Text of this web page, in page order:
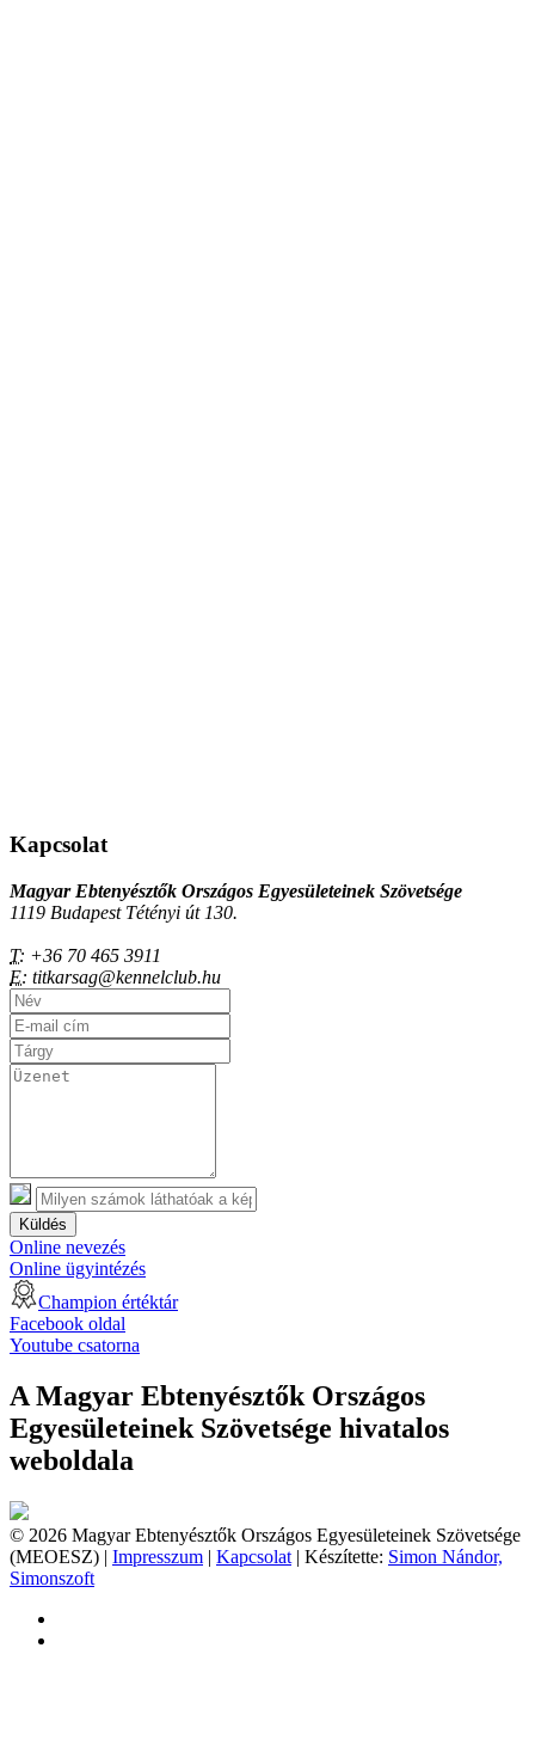
Kapcsolat
Magyar Ebtenyésztők Országos Egyesületeinek Szövetsége
1119 Budapest Tétényi út 130.
T: +36 70 465 3911
E: titkarsag@kennelclub.hu
Küldés
Online nevezés
Online ügyintézés
Champion értéktár
Facebook oldal
Youtube csatorna
A Magyar Ebtenyésztők Országos
Egyesületeinek Szövetsége hivatalos
weboldala
© 2026 Magyar Ebtenyésztők Országos Egyesületeinek Szövetsége
(MEOESZ) | Impresszum | Kapcsolat | Készítette: Simon Nándor,
Simonszoft